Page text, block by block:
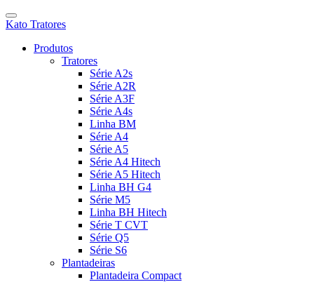
Kato Tratores
Produtos
Tratores
Série A2s
Série A2R
Série A3F
Série A4s
Linha BM
Série A4
Série A5
Série A4 Hitech
Série A5 Hitech
Linha BH G4
Série M5
Linha BH Hitech
Série T CVT
Série Q5
Série S6
Plantadeiras
Plantadeira Compact